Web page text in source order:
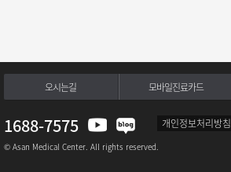
오시는길 모바일진료카드
1688-7575 개인정보처리방침
© Asan Medical Center. All rights reserved.